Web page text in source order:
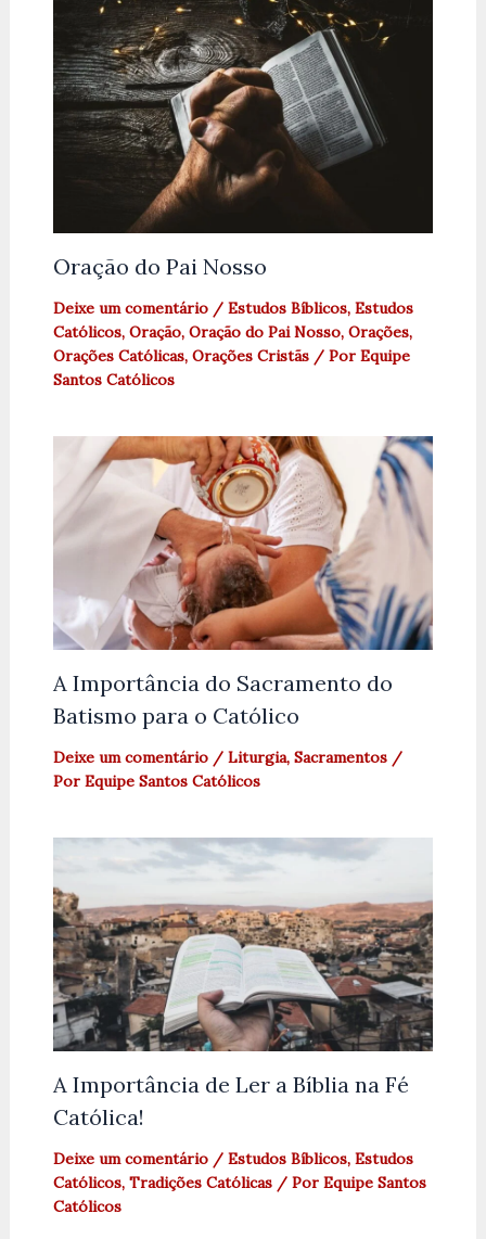
Oração do Pai Nosso
Deixe um comentário / Estudos Bíblicos, Estudos
Católicos, Oração, Oração do Pai Nosso, Orações,
Orações Católicas, Orações Cristãs/ Por Equipe
Santos Católicos
A Importância do Sacramento do
Batismo para o Católico
Deixe um comentário / Liturgia, Sacramentos/
Por Equipe Santos Católicos
A Importância de Ler a Bíblia na Fé
Católica!
Deixe um comentário / Estudos Bíblicos, Estudos
Católicos, Tradições Católicas/ Por Equipe Santos
Católicos